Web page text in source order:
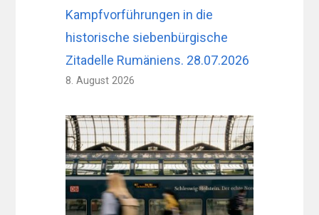
Kampfvorführungen in die
historische siebenbürgische
Zitadelle Rumäniens. 28.07.2026
8. August 2026